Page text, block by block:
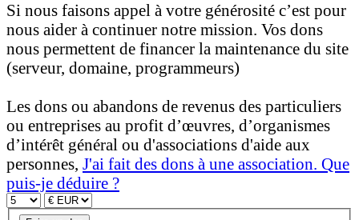
Si nous faisons appel à votre générosité c’est pour
nous aider à continuer notre mission. Vos dons
nous permettent de financer la maintenance du site
(serveur, domaine, programmeurs)
Les dons ou abandons de revenus des particuliers
ou entreprises au profit d’œuvres, d’organismes
d’intérêt général ou d'associations d'aide aux
personnes, J'ai fait des dons à une association. Que
puis-je déduire ?